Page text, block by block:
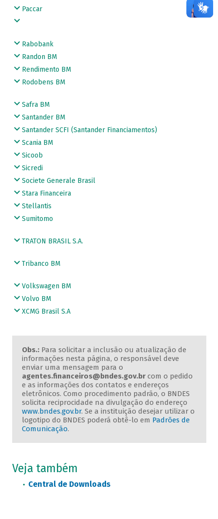
Paccar
Rabobank
Randon BM
Rendimento BM
Rodobens BM
Safra BM
Santander BM
Santander SCFI (Santander Financiamentos)
Scania BM
Sicoob
Sicredi
Societe Generale Brasil
Stara Financeira
Stellantis
Sumitomo
TRATON BRASIL S.A.
Tribanco BM
Volkswagen BM
Volvo BM
XCMG Brasil S.A
Obs.:Para solicitar a inclusão ou atualização de
informações nesta página, o responsável deve
enviar uma mensagem para o
agentes.financeiros@bndes.gov.brcom o pedido
e as informações dos contatos e endereços
eletrônicos. Como procedimento padrão, o BNDES
solicita reciprocidade na divulgação do endereço
www.bndes.gov.br. Se a instituição desejar utilizar o
logotipo do BNDES poderá obtê-lo em Padrões de
Comunicação.
Veja também
Central de Downloads